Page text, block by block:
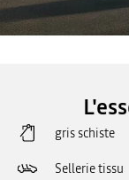
gris schiste
Sellerie tissu